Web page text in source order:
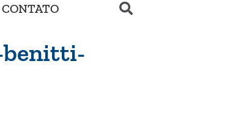
CONTATO
benitti-